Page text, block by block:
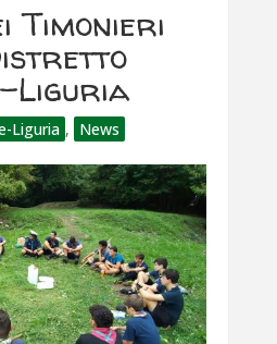
Timonieri
Liguria
Liguria , News